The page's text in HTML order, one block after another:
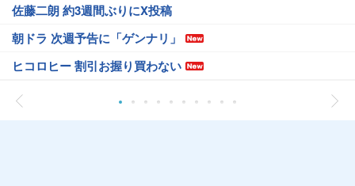
佐藤二朗 約3週間ぶりにX投稿
朝ドラ 次週予告に「ゲンナリ」
ヒコロヒー 割引お握り買わない